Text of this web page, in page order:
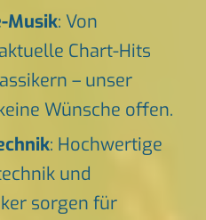
Musik: Von
Chart-Hits
– unser
Wünsche offen.
: Hochwertige
und
sorgen für